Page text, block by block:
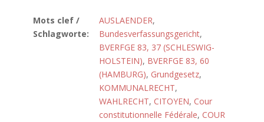
Mots clef /
Schlagworte:
AUSLAENDER,
Bundesverfassungsgericht,
BVERFGE 83, 37 (SCHLESWIG-
HOLSTEIN), BVERFGE 83, 60
(HAMBURG), Grundgesetz,
KOMMUNALRECHT,
WAHLRECHT, CITOYEN, Cour
constitutionnelle Fédérale, COUR